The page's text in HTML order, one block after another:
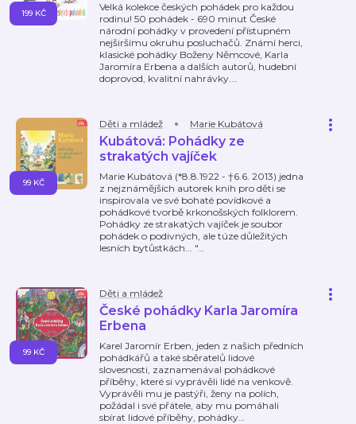
Velká kolekce českých pohádek pro každou
rodinu! 50 pohádek - 690 minut České
národní pohádky v provedení přístupném
nejširšímu okruhu posluchačů. Známí herci,
klasické pohádky Boženy Němcové, Karla
Jaromíra Erbena a dalších autorů, hudební
doprovod, kvalitní nahrávky.…
199 KČ
Děti a mládež Marie Kubátová
Kubátová: Pohádky ze
strakatých vajíček
Marie Kubátová (*8.8.1922 - †6.6. 2013) jedna
z nejznámějších autorek knih pro děti se
inspirovala ve své bohaté povídkové a
pohádkové tvorbě krkonošských folklorem.
Pohádky ze strakatých vajíček je soubor
pohádek o podivných, ale túze důležitých
lesních bytůstkách... "…
99 KČ
Děti a mládež
České pohádky Karla Jaromíra
Erbena
Karel Jaromír Erben, jeden z našich předních
pohádkářů a také sběratelů lidové
slovesnosti, zaznamenával pohádkové
příběhy, které si vyprávěli lidé na venkově.
Vyprávěli mu je pastýři, ženy na polích,
požádal i své přátele, aby mu pomáhali
sbírat lidové příběhy, pohádky…
99 KČ